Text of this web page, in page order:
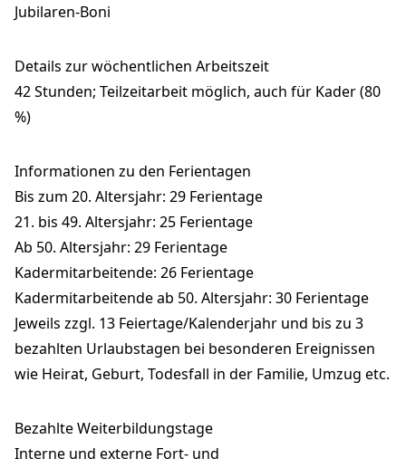
Jubilaren-Boni
Details zur wöchentlichen Arbeitszeit
42 Stunden; Teilzeitarbeit möglich, auch für Kader (80
%)
Informationen zu den Ferientagen
Bis zum 20. Altersjahr: 29 Ferientage
21. bis 49. Altersjahr: 25 Ferientage
Ab 50. Altersjahr: 29 Ferientage
Kadermitarbeitende: 26 Ferientage
Kadermitarbeitende ab 50. Altersjahr: 30 Ferientage
Jeweils zzgl. 13 Feiertage/Kalenderjahr und bis zu 3
bezahlten Urlaubstagen bei besonderen Ereignissen
wie Heirat, Geburt, Todesfall in der Familie, Umzug etc.
Bezahlte Weiterbildungstage
Interne und externe Fort- und